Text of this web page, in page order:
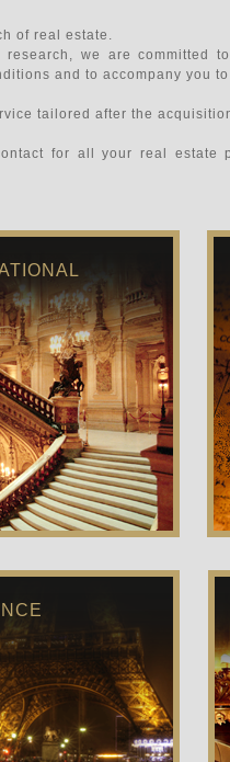
of real estate.
research, we are committed
and to accompany you
tailored after the
for all your real